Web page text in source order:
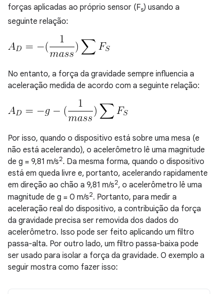
forças aplicadas ao próprio sensor (Fs) usando a
seguinte relação:
No entanto, a força da gravidade sempre influencia a
aceleração medida de acordo com a seguinte relação:
Por isso, quando o dispositivo está sobre uma mesa (e
não está acelerando), o acelerômetro lê uma magnitude
de g = 9,81 m/s2. Da mesma forma, quando o dispositivo
está em queda livre e, portanto, acelerando rapidamente
em direção ao chão a 9,81 m/s2, o acelerômetro lê uma
magnitude de g = 0 m/s2. Portanto, para medir a
aceleração real do dispositivo, a contribuição da força
da gravidade precisa ser removida dos dados do
acelerômetro. Isso pode ser feito aplicando um filtro
passa-alta. Por outro lado, um filtro passa-baixa pode
ser usado para isolar a força da gravidade. O exemplo a
seguir mostra como fazer isso: